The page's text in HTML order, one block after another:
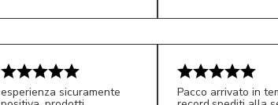
esperienza sicuramente Pacco arrivato in